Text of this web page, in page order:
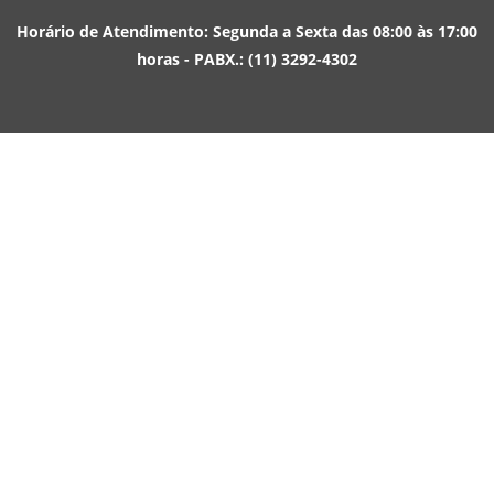
Horário de Atendimento: Segunda a Sexta das 08:00 às 17:00
horas - PABX.: (11) 3292-4302